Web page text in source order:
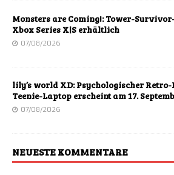
Monsters are Coming!: Tower-
Xbox Series X|S erhältlich
07/08/2026
lily’s world XD: Psychologischer
Teenie-Laptop erscheint am 17.
07/08/2026
NEUESTE KOMMENTARE